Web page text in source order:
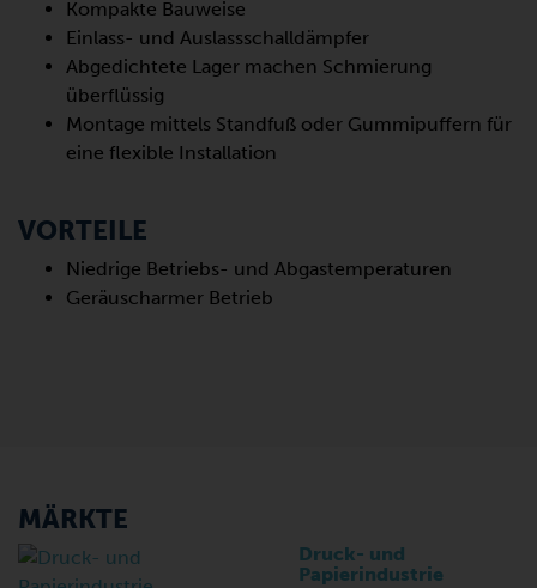
Kompakte Bauweise
Einlass- und Auslassschalldämpfer
Abgedichtete Lager machen Schmierung
überflüssig
Montage mittels Standfuß oder Gummipuffern für
eine flexible Installation
VORTEILE
Niedrige Betriebs- und Abgastemperaturen
Geräuscharmer Betrieb
MÄRKTE
Druck- und
Papierindustrie